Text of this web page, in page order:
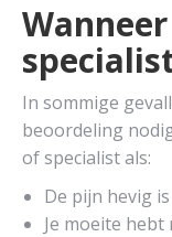
In sommige
beoordeling
of specialist als:
De pijn hevig
Je moeite